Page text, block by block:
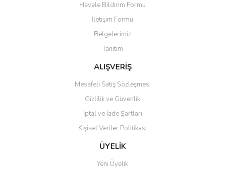
Gönder
Havale Bildirim Formu
İletişim Formu
Belgelerimiz
Tanıtım
ALIŞVERİŞ
Mesafeli Satış Sözleşmesi
Gizlilik ve Güvenlik
İptal ve İade Şartları
Kişisel Veriler Politikası
ÜYELİK
Yeni Üyelik